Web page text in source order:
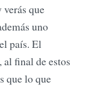
que
uno
país. El
final de estos
que lo que